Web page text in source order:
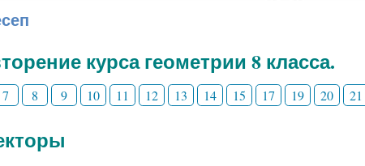
курса геометрии 8 класса.
7 8 9 10 11 12 13 14 15 17 19 20 21